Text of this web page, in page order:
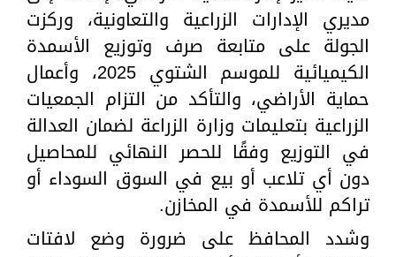
مديري الإدارات الزراعية والتعاونية، وركزت
الجولة على متابعة صرف وتوزيع الأسمدة
الكيميائية للموسم الشتوي 2025، وأعمال
حماية الأراضي، والتأكد من التزام الجمعيات
الزراعية بتعليمات وزارة الزراعة لضمان العدالة
في التوزيع وفقًا للحصر النهائي للمحاصيل
دون أي تلاعب أو بيع في السوق السوداء أو
تراكم للأسمدة في المخازن.
وشدد المحافظ على ضرورة وضع لافتات